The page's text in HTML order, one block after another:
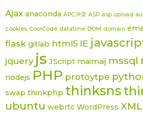
Ajax anaconda APC冲突 ASP asp upload
cookies CoolCode datatime DOM domain
flask gitlab html5 IE
jquery js JScript maimaij mssql
nodejs PHP protoytpe
swap thinkphp thinksns
ubuntu webrtc WordPress XML